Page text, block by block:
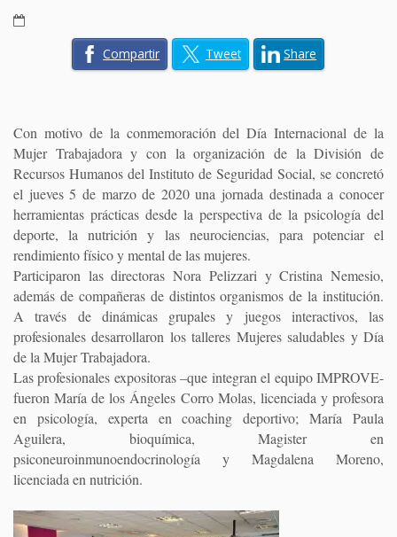
Compartir Tweet Share
Con motivo de la conmemoración del Día Internacional de la
Mujer Trabajadora y con la organización de la División de
Recursos Humanos del Instituto de Seguridad Social, se concretó
el jueves 5 de marzo de 2020 una jornada destinada a conocer
herramientas prácticas desde la perspectiva de la psicología del
deporte, la nutrición y las neurociencias, para potenciar el
rendimiento físico y mental de las mujeres.
Participaron las directoras Nora Pelizzari y Cristina Nemesio,
además de compañeras de distintos organismos de la institución.
A través de dinámicas grupales y juegos interactivos, las
profesionales desarrollaron los talleres Mujeres saludables y Día
de la Mujer Trabajadora.
Las profesionales expositoras –que integran el equipo IMPROVE-
fueron María de los Ángeles Corro Molas, licenciada y profesora
en psicología, experta en coaching deportivo; María Paula
Aguilera, bioquímica, Magister en
psiconeuroinmunoendocrinología y Magdalena Moreno,
licenciada en nutrición.